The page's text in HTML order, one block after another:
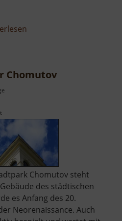
kostel
Chomutov
Chomutov steht
des städtischen
es Anfang des 20.
Neorenaissance. Auch